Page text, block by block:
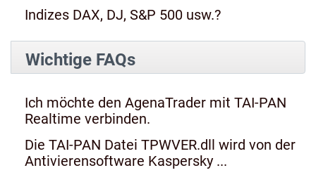
Indizes DAX, DJ, S&P 500 usw.?
Wichtige FAQs
Ich möchte den AgenaTrader mit TAI-PAN
Realtime verbinden.
Die TAI-PAN Datei TPWVER.dll wird von der
Antivierensoftware Kaspersky ...